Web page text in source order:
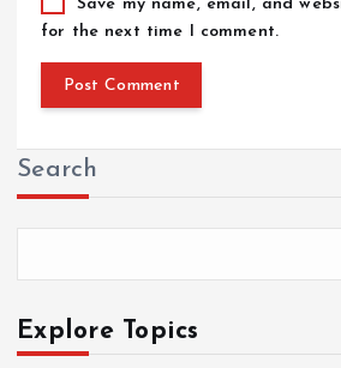
Save my name, email, and
for the next time I comment.
Search
Explore Topics